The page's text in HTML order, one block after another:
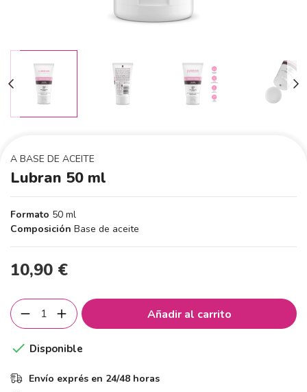
A BASE DE ACEITE
Lubran 50 ml
Formato 50 ml
Composición Base de aceite
10,90 €
Añadir al carrito
 Disponible
Envío exprés en 24/48 horas